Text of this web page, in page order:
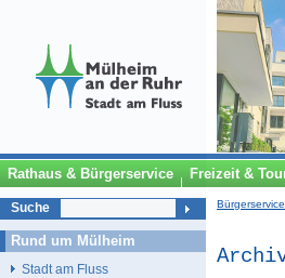
Rathaus & Bürgerservice Freizeit &
Bürgerservice
Suche
Rund um Mülheim
Stadt am Fluss